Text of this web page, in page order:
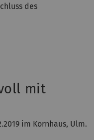
des
mit
im Kornhaus, Ulm.